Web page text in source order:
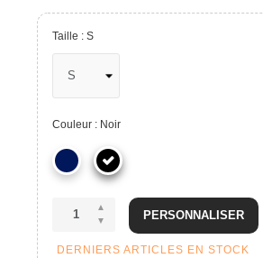
Taille : S
Couleur : Noir
PERSONNALISER
DERNIERS ARTICLES EN STOCK